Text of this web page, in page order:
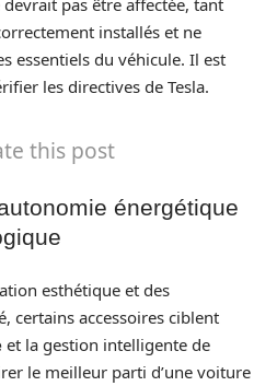
installés et ne
essentiels du véhicule. Il est
les directives de Tesla.
this post
énergétique
esthétique et des
certains accessoires ciblent
et la gestion intelligente de
le meilleur parti d’une voiture